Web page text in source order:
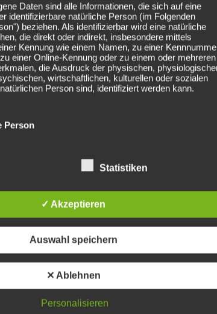
, Open Air, party san
Tour
Vorankündigung : 2025-
fields are marked *
Daten sind alle Informationen, die sich auf eine
identifizierbare natürliche Person (im Folgenden
beziehen. Als identifizierbar wird eine natürliche
die direkt oder indirekt, insbesondere mittels
Kennung wie einem Namen, zu einer
einer Online-Kennung oder zu einem oder mehreren
die Ausdruck der physischen,
wirtschaftlichen, kulturellen oder sozialen
Person sind, identifiziert werden kann.
Daten von dem für die Verarbeitung
verarbeitet werden.
jeder mit oder ohne Hilfe automatisierter Verfahren
oder jede solche Vorgangsreihe im
Daten wie das Erheben, das Erfassen, die
Ordnen, die Speicherung, die Anpassung oder
Auslesen, das Abfragen, die Verwendung, die
Übermittlung, Verbreitung oder eine andere Form
Abgleich oder die Verknüpfung, die Einschränkung,
Vernichtung.
Statistiken
✓ Akzeptieren
Auswahl speichern
✕ Ablehnen
Personalisieren